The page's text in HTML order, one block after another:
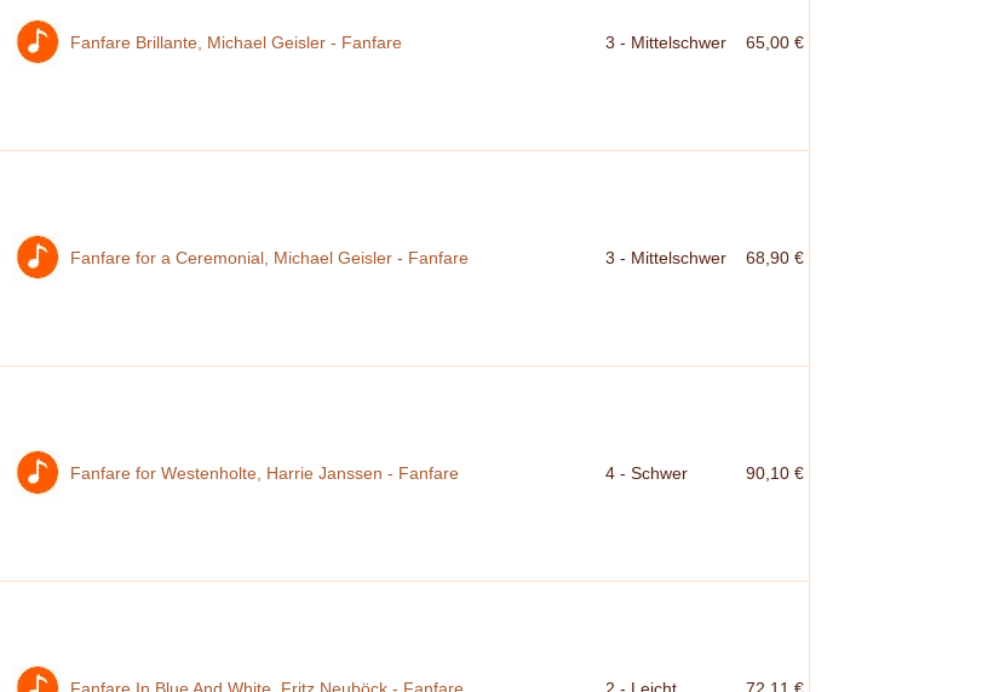
Fanfare Brillante, Michael Geisler - Fanfare 3 - Mittelschwer 65,00 €
Fanfare for a Ceremonial, Michael Geisler - Fanfare 3 - Mittelschwer 68,90 €
Fanfare for Westenholte, Harrie Janssen - Fanfare 4 - Schwer 90,10 €